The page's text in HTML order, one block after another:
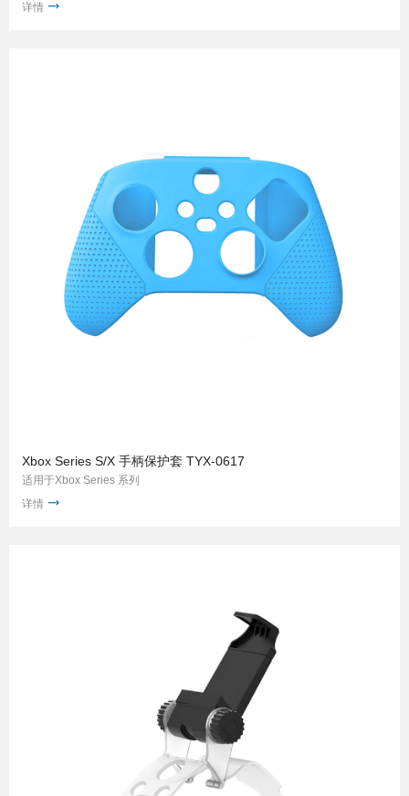
详情
Xbox Series S/X 手柄保护套 TYX-0617
适用于Xbox Series 系列
详情